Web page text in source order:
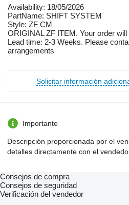
Availability: 18/05/2026
PartName: SHIFT SYSTEM
Style: ZF CM
ORIGINAL ZF ITEM. Your order
Lead time: 2-3 Weeks. Please
arrangements
Solicitar información
Importante
Descripción proporcionada por el
detalles directamente con el
Consejos de compra
Consejos de seguridad
Verificación del vendedor